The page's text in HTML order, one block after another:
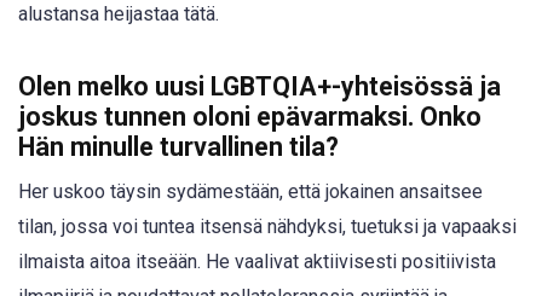
alustansa heijastaa tätä.
Olen melko uusi LGBTQIA+-yhteisössä ja
joskus tunnen oloni epävarmaksi. Onko
Hän minulle turvallinen tila?
Her uskoo täysin sydämestään, että jokainen ansaitsee
tilan, jossa voi tuntea itsensä nähdyksi, tuetuksi ja vapaaksi
ilmaista aitoa itseään. He vaalivat aktiivisesti positiivista